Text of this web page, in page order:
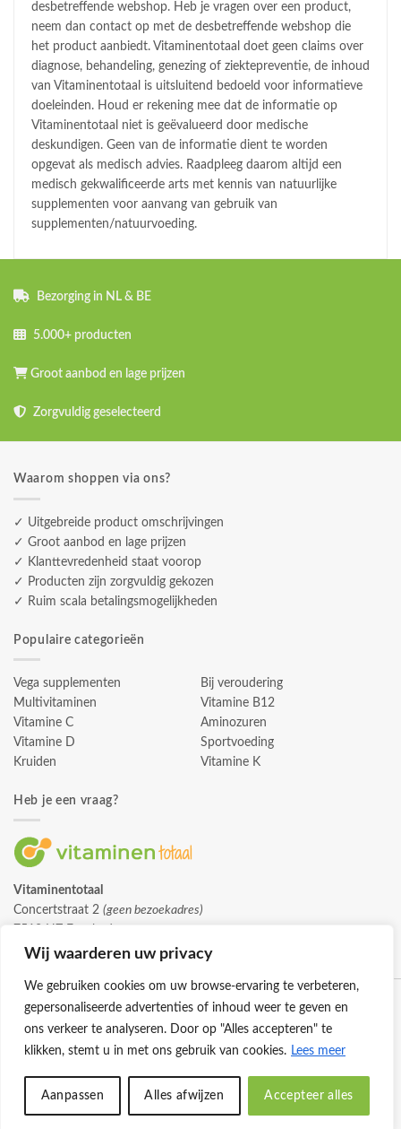
Wij waarderen uw privacy
We gebruiken cookies om uw browse-ervaring te verbeteren,
gepersonaliseerde advertenties of inhoud weer te geven en
ons verkeer te analyseren. Door op "Alles accepteren" te
klikken, stemt u in met ons gebruik van cookies. Lees meer
Aanpassen Alles afwijzen Accepteer alles
desbetreffende webshop. Heb je vragen over een product,
neem dan contact op met de desbetreffende webshop die
het product aanbiedt. Vitaminentotaal doet geen claims over
diagnose, behandeling, genezing of ziektepreventie, de inhoud
van Vitaminentotaal is uitsluitend bedoeld voor informatieve
doeleinden. Houd er rekening mee dat de informatie op
Vitaminentotaal niet is geëvalueerd door medische
deskundigen. Geen van de informatie dient te worden
opgevat als medisch advies. Raadpleeg daarom altijd een
medisch gekwalificeerde arts met kennis van natuurlijke
supplementen voor aanvang van gebruik van
supplementen/natuurvoeding.
Bezorging in NL & BE
5.000+ producten
Groot aanbod en lage prijzen
Zorgvuldig geselecteerd
Waarom shoppen via ons?
✓ Uitgebreide product omschrijvingen
✓ Groot aanbod en lage prijzen
✓ Klanttevredenheid staat voorop
✓ Producten zijn zorgvuldig gekozen
✓ Ruim scala betalingsmogelijkheden
Populaire categorieën
Vega supplementen
Multivitaminen
Vitamine C
Vitamine D
Kruiden
Bij veroudering
Vitamine B12
Aminozuren
Sportvoeding
Vitamine K
Heb je een vraag?
Vitaminentotaal
Concertstraat 2 (geen bezoekadres)
info@vitaminentotaal.nl
© 2026 -Vitaminentotaal.nl